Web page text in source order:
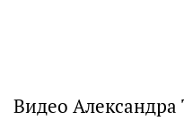
Видео Александра